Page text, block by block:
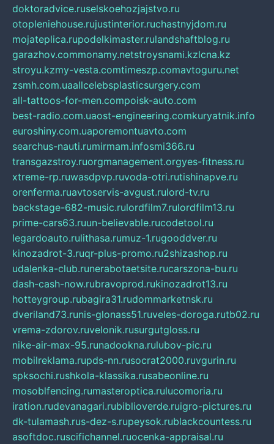
doktoradvice.ruselskoehozjajstvo.ru
otopleniehouse.rujustinterior.ruchastnyjdom.ru
mojateplica.rupodelkimaster.rulandshaftblog.ru
garazhov.commonamy.netstroysnami.kzlcna.kz
stroyu.kzmy-vesta.comtimeszp.comavtoguru.net
zsmh.com.uaallcelebsplasticsurgery.com
all-tattoos-for-men.compoisk-auto.com
best-radio.com.uaost-engineering.comkuryatnik.info
euroshiny.com.uaporemontuavto.com
searchus-nauti.rumirmam.infosmi366.ru
transgazstroy.ruorgmanagement.orgyes-fitness.ru
xtreme-rp.ruwasdpvp.ruvoda-otri.rutishinapve.ru
orenferma.ruavtoservis-avgust.rulord-tv.ru
backstage-682-music.rulordfilm7.rulordfilm13.ru
prime-cars63.ruun-believable.rucodetool.ru
legardoauto.rulithasa.rumuz-1.rugooddver.ru
kinozadrot-3.ruqr-plus-promo.ru2shizashop.ru
udalenka-club.runerabotaetsite.rucarszona-bu.ru
dash-cash-now.rubravoprod.rukinozadrot13.ru
hotteygroup.rubagira31.rudommarketnsk.ru
dveriland73.runis-glonass51.ruveles-doroga.rutb02.ru
vrema-zdorov.ruvelonik.rusurgutgloss.ru
nike-air-max-95.runadookna.rulubov-pic.ru
mobilreklama.rupds-nn.rusocrat2000.ruvgurin.ru
spksochi.rushkola-klassika.rusabeonline.ru
mosoblfencing.rumasteroptica.rulucomoria.ru
iration.rudevanagari.rubiblioverde.ruigro-pictures.ru
dk-tulamash.rus-dez-s.rupeysok.rublackcountess.ru
asoftdoc.ruscifichannel.ruocenka-appraisal.ru